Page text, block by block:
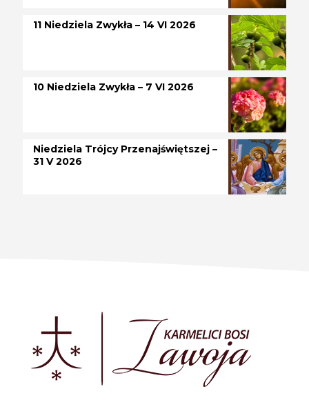
11 Niedziela Zwykła – 14 VI 2026
10 Niedziela Zwykła – 7 VI 2026
Niedziela Trójcy Przenajświętszej –
31 V 2026